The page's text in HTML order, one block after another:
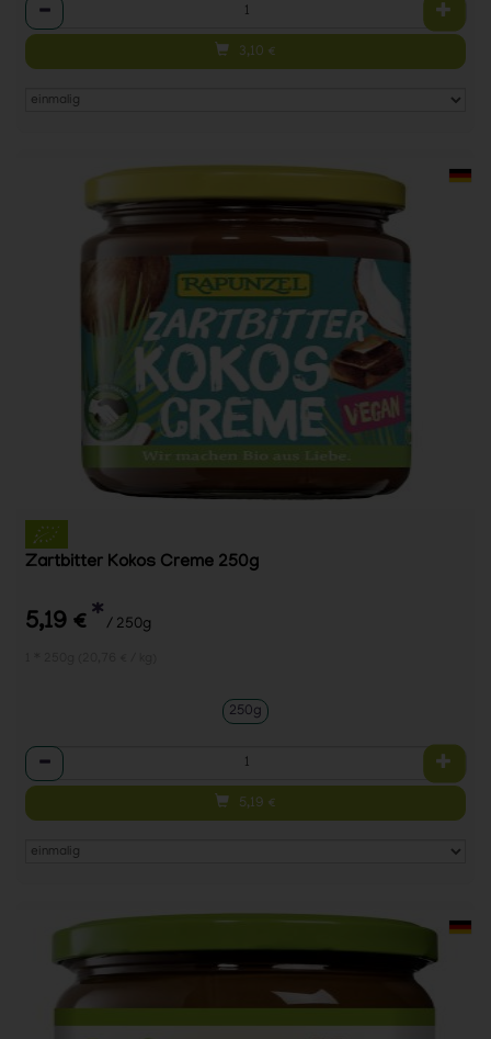
Anzahl
3,10 €
Zartbitter Kokos Creme 250g
5,19 € * / 250g
250g
Anzahl
5,19 €